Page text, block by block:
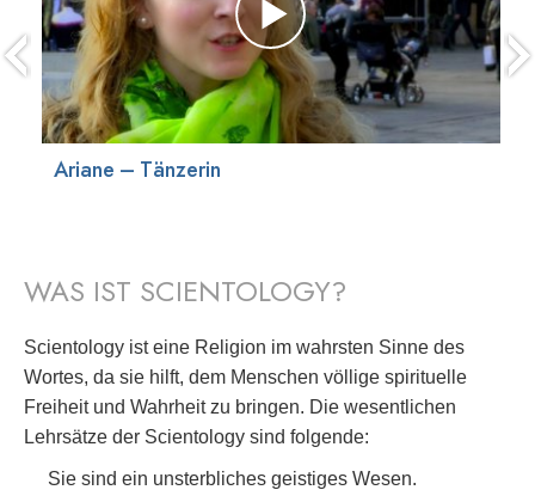
Ariane – Tänzerin
WAS IST SCIENTOLOGY?
Scientology ist eine Religion im wahrsten Sinne des
Wortes, da sie hilft, dem Menschen völlige spirituelle
Freiheit und Wahrheit zu bringen. Die wesentlichen
Lehrsätze der Scientology sind folgende:
Sie sind ein unsterbliches geistiges Wesen.